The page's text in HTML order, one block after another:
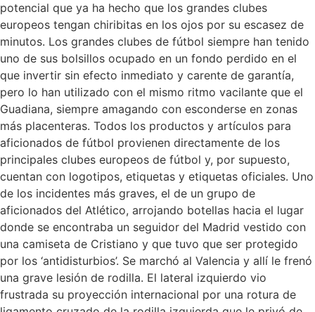
potencial que ya ha hecho que los grandes clubes
europeos tengan chiribitas en los ojos por su escasez de
minutos. Los grandes clubes de fútbol siempre han tenido
uno de sus bolsillos ocupado en un fondo perdido en el
que invertir sin efecto inmediato y carente de garantía,
pero lo han utilizado con el mismo ritmo vacilante que el
Guadiana, siempre amagando con esconderse en zonas
más placenteras. Todos los productos y artículos para
aficionados de fútbol provienen directamente de los
principales clubes europeos de fútbol y, por supuesto,
cuentan con logotipos, etiquetas y etiquetas oficiales. Uno
de los incidentes más graves, el de un grupo de
aficionados del Atlético, arrojando botellas hacia el lugar
donde se encontraba un seguidor del Madrid vestido con
una camiseta de Cristiano y que tuvo que ser protegido
por los ‘antidisturbios’. Se marchó al Valencia y allí le frenó
una grave lesión de rodilla. El lateral izquierdo vio
frustrada su proyección internacional por una rotura de